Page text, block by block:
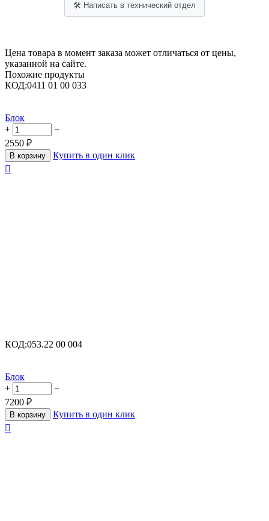
🛠 Написать в технический отдел
Цена товара в момент заказа может отличаться от цены,
указанной на сайте.
Похожие продукты
КОД:0411 01 00 033
Блок
+
−
2550 ₽
В корзину
Купить в один клик

КОД:053.22 00 004
Блок
+
−
7200 ₽
В корзину
Купить в один клик
